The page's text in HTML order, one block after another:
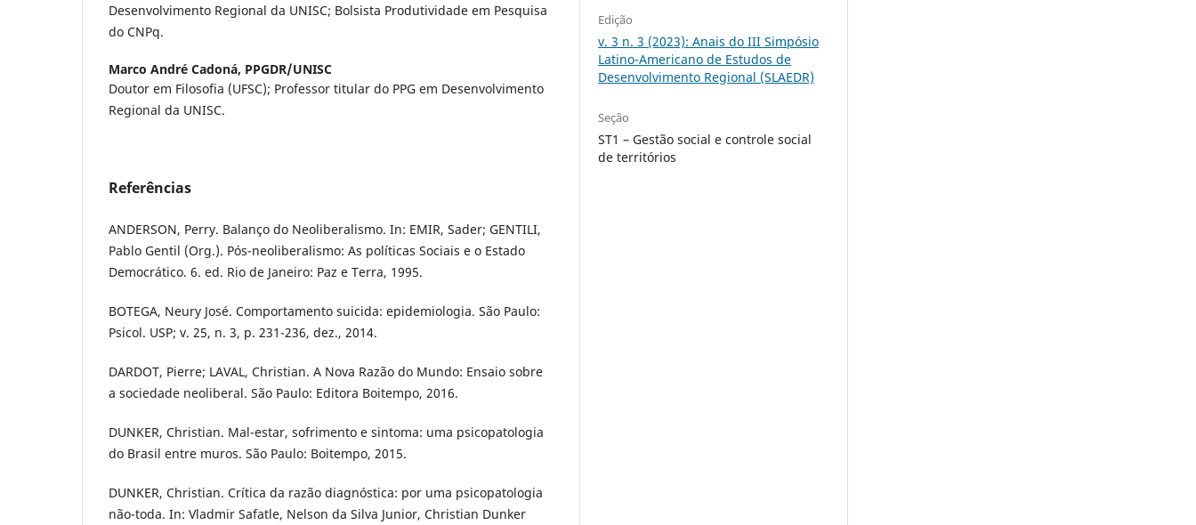
Desenvolvimento Regional da UNISC; Bolsista Produtividade em Pesquisa
do CNPq.
Marco André Cadoná, PPGDR/UNISC
Doutor em Filosofia (UFSC); Professor titular do PPG em Desenvolvimento
Regional da UNISC.
Referências
ANDERSON, Perry. Balanço do Neoliberalismo. In: EMIR, Sader; GENTILI,
Pablo Gentil (Org.). Pós-neoliberalismo: As políticas Sociais e o Estado
Democrático. 6. ed. Rio de Janeiro: Paz e Terra, 1995.
BOTEGA, Neury José. Comportamento suicida: epidemiologia. São Paulo:
Psicol. USP; v. 25, n. 3, p. 231-236, dez., 2014.
DARDOT, Pierre; LAVAL, Christian. A Nova Razão do Mundo: Ensaio sobre
a sociedade neoliberal. São Paulo: Editora Boitempo, 2016.
DUNKER, Christian. Mal-estar, sofrimento e sintoma: uma psicopatologia
do Brasil entre muros. São Paulo: Boitempo, 2015.
DUNKER, Christian. Crítica da razão diagnóstica: por uma psicopatologia
não-toda. In: Vladmir Safatle, Nelson da Silva Junior, Christian Dunker
Edição
v. 3 n. 3 (2023): Anais do III Simpósio
Latino-Americano de Estudos de
Desenvolvimento Regional (SLAEDR)
Seção
ST1 – Gestão social e controle social
de territórios